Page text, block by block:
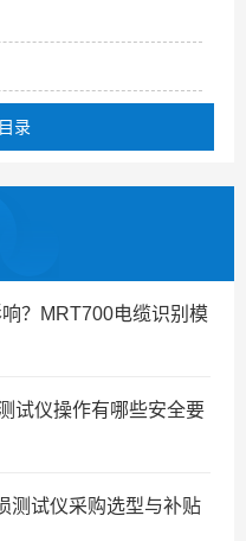
录
？MRT700电缆识别模
试仪操作有哪些安全要
测试仪采购选型与补贴